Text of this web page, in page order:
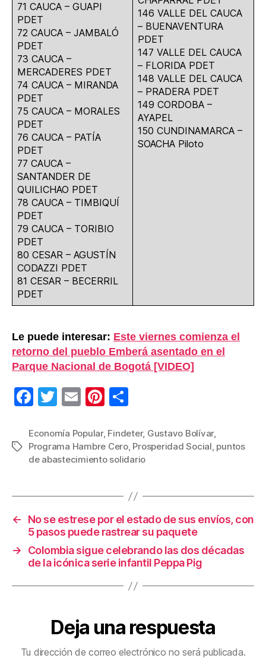
71 CAUCA – GUAPI
PDET
72 CAUCA – JAMBALÓ
PDET
73 CAUCA –
MERCADERES PDET
74 CAUCA – MIRANDA
PDET
75 CAUCA – MORALES
PDET
76 CAUCA – PATÍA
PDET
77 CAUCA –
SANTANDER DE
QUILICHAO PDET
78 CAUCA – TIMBIQUÍ
PDET
79 CAUCA – TORIBIO
PDET
80 CESAR – AGUSTÍN
CODAZZI PDET
81 CESAR – BECERRIL
PDET
146 VALLE DEL CAUCA
– BUENAVENTURA
PDET
147 VALLE DEL CAUCA
– FLORIDA PDET
148 VALLE DEL CAUCA
– PRADERA PDET
149 CORDOBA –
AYAPEL
150 CUNDINAMARCA –
SOACHA Piloto
Le puede interesar: Este viernes comienza el
retorno del pueblo Emberá asentado en el
Parque Nacional de Bogotá [VIDEO]
F
c
e
o
o
k
T
tt
er
E
ail
Pi
er
e
m
p
tir
Etiquetas
Economía Popular, Findeter, Gustavo Bolívar,
Programa Hambre Cero, Prosperidad Social, puntos
de abastecimiento solidario
←
No se estrese por el estado de sus envíos, con
5 pasos puede rastrear su paquete
→
Colombia sigue celebrando las dos décadas
de la icónica serie infantil Peppa Pig
Deja una respuesta
Tu dirección de correo electrónico no será publicada.